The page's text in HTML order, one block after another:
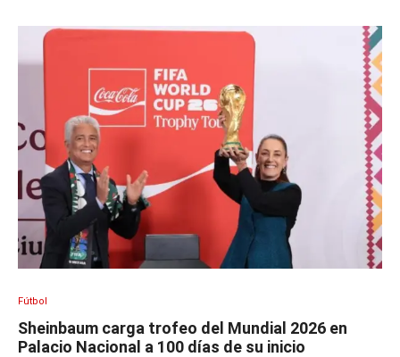
Fútbol
Sheinbaum carga trofeo del Mundial 2026 en
Palacio Nacional a 100 días de su inicio